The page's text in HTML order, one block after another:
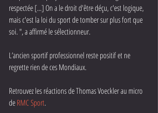
respectée [...] On a le droit d'être déçu, c'est logique,
mais c'est la loi du sport de tomber sur plus fort que
soi. ", a affirmé le sélectionneur.
L’ancien sportif professionnel reste positif et ne
regrette rien de ces Mondiaux.
Retrouvez les réactions de Thomas Voeckler au micro
de RMC Sport.